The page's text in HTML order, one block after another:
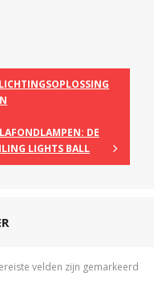
DE
LIGHTS BALL
velden zijn gemarkeerd